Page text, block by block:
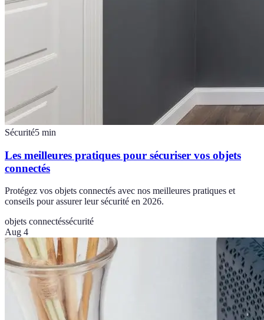
Sécurité5 min
Les meilleures pratiques pour sécuriser vos objets
connectés
Protégez vos objets connectés avec nos meilleures pratiques et
conseils pour assurer leur sécurité en 2026.
objets connectéssécurité
Aug 4